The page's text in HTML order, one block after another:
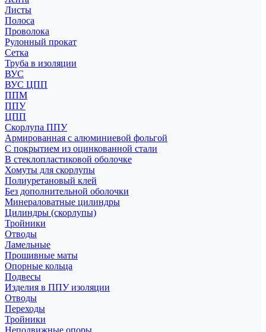
Листы
Полоса
Проволока
Рулонный прокат
Сетка
Труба в изоляции
ВУС
ВУС ЦПП
ППМ
ППУ
ЦПП
Скорлупа ППУ
Армированная с алюминиевой фольгой
С покрытием из оцинкованной стали
В стеклопластиковой оболочке
Хомуты для скорлупы
Полиуретановый клей
Без дополнительной оболочки
Минераловатные цилиндры
Цилиндры (скорлупы)
Тройники
Отводы
Ламельные
Прошивные маты
Опорные кольца
Подвесы
Изделия в ППУ изоляции
Отводы
Переходы
Тройники
Неподвижные опоры